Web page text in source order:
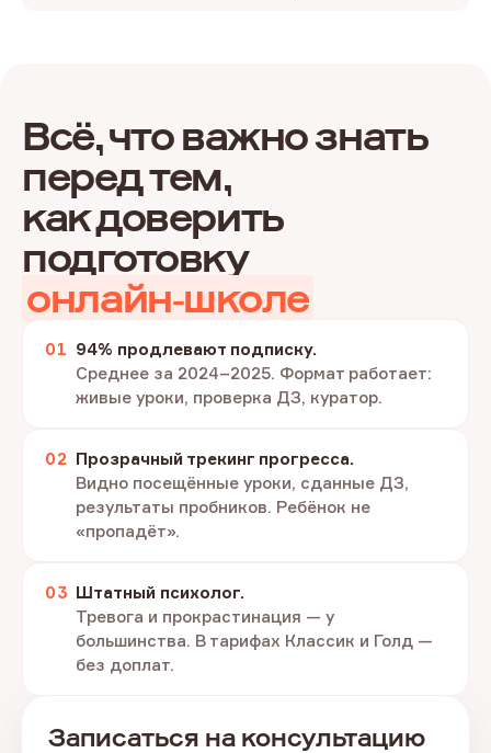
Всё, что важно знать
перед тем,
как доверить
подготовку
онлайн‑школе
94% продлевают подписку.
Среднее за 2024–2025. Формат работает:
живые уроки, проверка ДЗ, куратор.
Прозрачный трекинг прогресса.
Видно посещённые уроки, сданные ДЗ,
результаты пробников. Ребёнок не
«пропадёт».
Штатный психолог.
Тревога и прокрастинация — у
большинства. В тарифах Классик и Голд —
без доплат.
Записаться на консультацию